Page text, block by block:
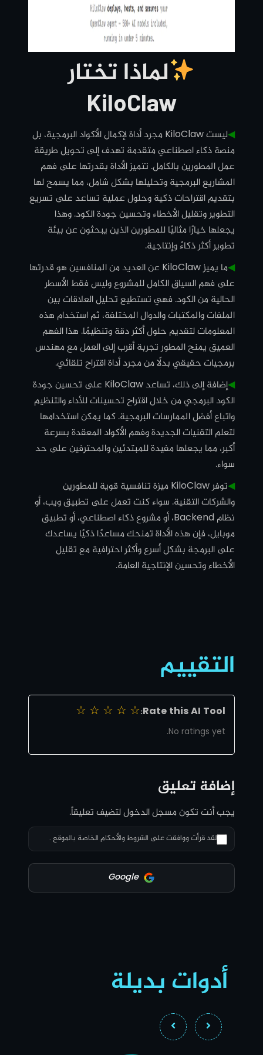
لماذا تختار
KiloClaw
◀︎
ليست KiloClaw مجرد أداة لإكمال الأكواد البرمجية، بل
منصة ذكاء اصطناعي متقدمة تهدف إلى تحويل طريقة
عمل المطورين بالكامل. تتميز الأداة بقدرتها على فهم
المشاريع البرمجية وتحليلها بشكل شامل، مما يسمح لها
بتقديم اقتراحات ذكية وحلول عملية تساعد على تسريع
التطوير وتقليل الأخطاء وتحسين جودة الكود. وهذا
يجعلها خيارًا مثاليًا للمطورين الذين يبحثون عن بيئة
تطوير أكثر ذكاءً وإنتاجية.
◀︎
ما يميز KiloClaw عن العديد من المنافسين هو قدرتها
على فهم السياق الكامل للمشروع وليس فقط الأسطر
الحالية من الكود. فهي تستطيع تحليل العلاقات بين
الملفات والمكتبات والدوال المختلفة، ثم استخدام هذه
المعلومات لتقديم حلول أكثر دقة وتنظيمًا. هذا الفهم
العميق يمنح المطور تجربة أقرب إلى العمل مع مهندس
برمجيات حقيقي بدلًا من مجرد أداة اقتراح تلقائي.
◀︎
إضافة إلى ذلك، تساعد KiloClaw على تحسين جودة
الكود البرمجي من خلال اقتراح تحسينات للأداء والتنظيم
واتباع أفضل الممارسات البرمجية. كما يمكن استخدامها
لتعلم التقنيات الجديدة وفهم الأكواد المعقدة بسرعة
أكبر، مما يجعلها مفيدة للمبتدئين والمحترفين على حد
سواء.
◀︎
توفر KiloClaw ميزة تنافسية قوية للمطورين
والشركات التقنية. سواء كنت تعمل على تطبيق ويب، أو
نظام Backend، أو مشروع ذكاء اصطناعي، أو تطبيق
موبايل، فإن هذه الأداة تمنحك مساعدًا ذكيًا يساعدك
على البرمجة بشكل أسرع وأكثر احترافية مع تقليل
الأخطاء وتحسين الإنتاجية العامة.
التقييم
Rate this AI Tool:
☆
☆
☆
☆
☆
No ratings yet.
إضافة تعليق
يجب أنت تكونمسجل الدخوللتضيف تعليقاً.
لقد قرأت ووافقت على الشروط والأحكام الخاصة بالموقع .
أدوات بديلة